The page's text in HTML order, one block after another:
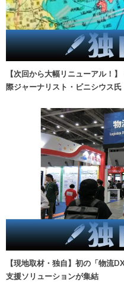
【次回から大幅リニューアル！
際ジャーナリスト・ビニシウス氏
【現地取材・独自】初の「物流
支援ソリューションが集結